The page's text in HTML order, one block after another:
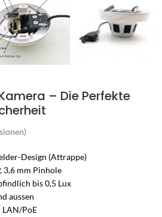
– Die Perfekte
Design (Attrappe)
3,6 mm Pinhole
bis 0,5 Lux
aussen
LAN/PoE